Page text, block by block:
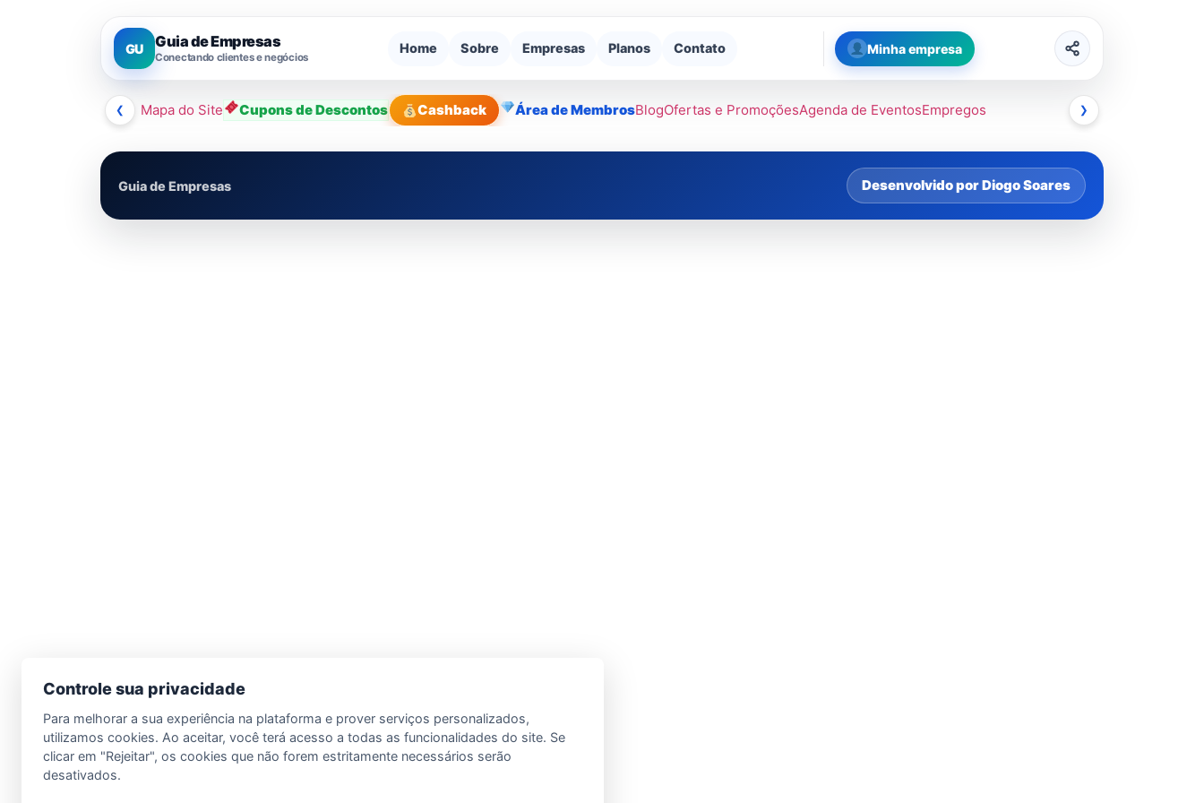
GU Guia de Empresas
Conectando clientes e negócios
Home Sobre Empresas Planos Contato Minha empresa
❮ Mapa do Site Cupons de Descontos Cashback Área de MembrosBlogOfertas e PromoçõesAgenda de EventosEmpregos ❯
Guia de Empresas Desenvolvido por Diogo Soares
Controle sua privacidade
Para melhorar a sua experiência na plataforma e prover serviços personalizados,
utilizamos cookies. Ao aceitar, você terá acesso a todas as funcionalidades do site. Se
clicar em "Rejeitar", os cookies que não forem estritamente necessários serão
desativados.